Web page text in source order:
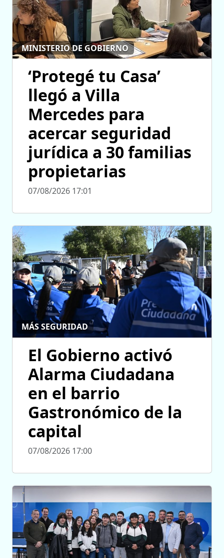
MINISTERIO DE GOBIERNO
‘Protegé tu Casa’
llegó a Villa
Mercedes para
acercar seguridad
jurídica a 30 familias
propietarias
07/08/2026 17:01
MÁS SEGURIDAD
El Gobierno activó
Alarma Ciudadana
en el barrio
Gastronómico de la
capital
07/08/2026 17:00